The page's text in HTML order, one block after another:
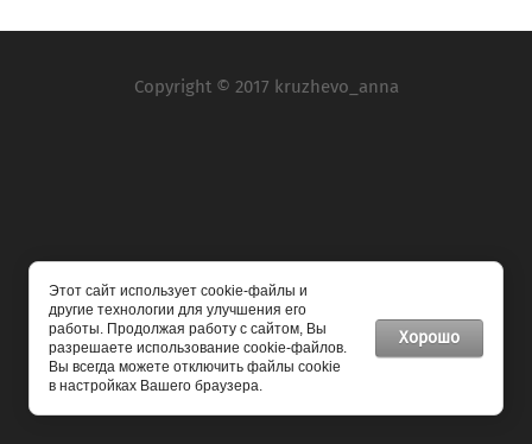
Copyright © 2017 kruzhevo_anna
Мы в социальных сетях:
Мегагрупп.ру
Этот сайт использует cookie-файлы и
другие технологии для улучшения его
работы. Продолжая работу с сайтом, Вы
разрешаете использование cookie-файлов.
Вы всегда можете отключить файлы cookie
в настройках Вашего браузера.
Хорошо